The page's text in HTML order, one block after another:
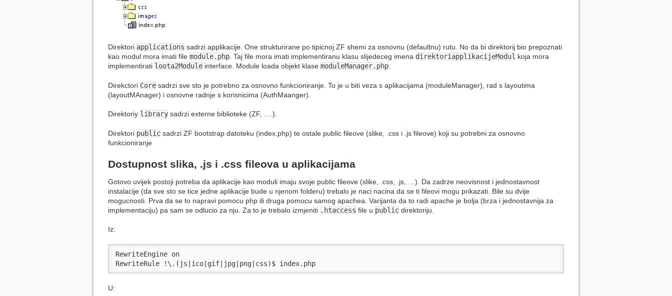
Direktori applications sadrzi applikacije. One strukturirane po tipicnoj ZF shemi za osnovnu (defaultnu) rutu. No da bi direktorij bio prepoznati
kao modul mora imati file module.php. Taj file mora imati implementiranu klasu slijedeceg imena direktoriapplikacijeModul koja mora
implementirati loota2Module interface. Module loada objekt klase moduleManager.php.
Direkctori Core sadrzi sve sto je potrebno za osnovno funkcioniranje. To je u biti veza s aplikacijama (moduleManager), rad s layoutima
(layoutMAnager) i osnovne radnje s korisnicima (AuthMaanger).
Direktoriy library sadrzi externe biblioteke (ZF, ….).
Direktori public sadrzi ZF bootstrap datoteku (index.php) te ostale public fileove (slike, .css i .js fileove) koji su potrebni za osnovno
funkcioniranje
Dostupnost slika, .js i .css fileova u aplikacijama
Gotovo uvijek postoji potreba da aplikacije kao moduli imaju svoje public fileove (slike, .css, .js, …). Da zadrze neovisnost i jednostavnost
instalacije (da sve sto se tice jedne aplikacije bude u njenom folderu) trebalo je naci nacina da se ti fileovi mogu prikazati. Bile su dvije
mogucnosti. Prva da se to napravi pomocu php ili druga pomocu samog apachea. Varijanta da to radi apache je bolja (brza i jednostavnija za
implementaciju) pa sam se odlucio za nju. Za to je trebalo izmjeniti .htaccess file u public direktoriju.
Iz:
RewriteEngine on
RewriteRule !\.(js|ico|gif|jpg|png|css)$ index.php
U: